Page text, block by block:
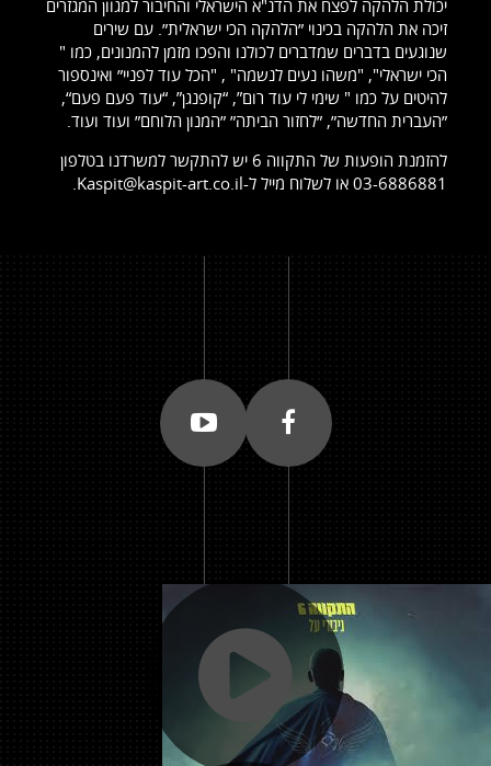
יכולת הלהקה לפצח את הדנ"א הישראלי והחיבור למגוון המגזרים
זיכה את הלהקה בכינוי ״הלהקה הכי ישראלית״. עם שירים
שנוגעים בדברים שמדברים לכולנו והפכו מזמן להמנונים, כמו "
הכי ישראלי", "משהו נעים לנשמה" , "הכל עוד לפניי״ ואינספור
להיטים על כמו " שימי לי עוד רום”, “קופנגן”, “עוד פעם פעם“,
״העברית החדשה״, ״לחזור הביתה״ ״המנון הלוחם״ ועוד ועוד.
להזמנת הופעות של התקווה 6 יש להתקשר למשרדנו בטלפון
03-6886881 או לשלוח מייל ל-Kaspit@kaspit-art.co.il.